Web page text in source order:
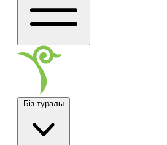
Біз туралы